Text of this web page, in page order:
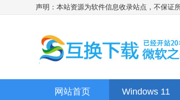
声明：本站资源为软件信息收录站点，不保证
网站首页 Windows 11